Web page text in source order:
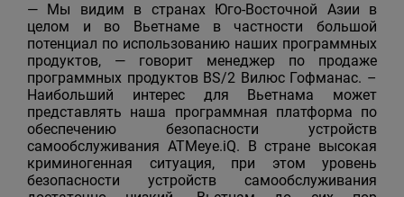
— Мы видим в странах Юго-Восточной Азии в
целом и во Вьетнаме в частности большой
потенциал по использованию наших программных
продуктов, — говорит менеджер по продаже
программных продуктов BS/2 Вилюс Гофманас. –
Наибольший интерес для Вьетнама может
представлять наша программная платформа по
обеспечению безопасности устройств
самообслуживания ATMeye.iQ. В стране высокая
криминогенная ситуация, при этом уровень
безопасности устройств самообслуживания